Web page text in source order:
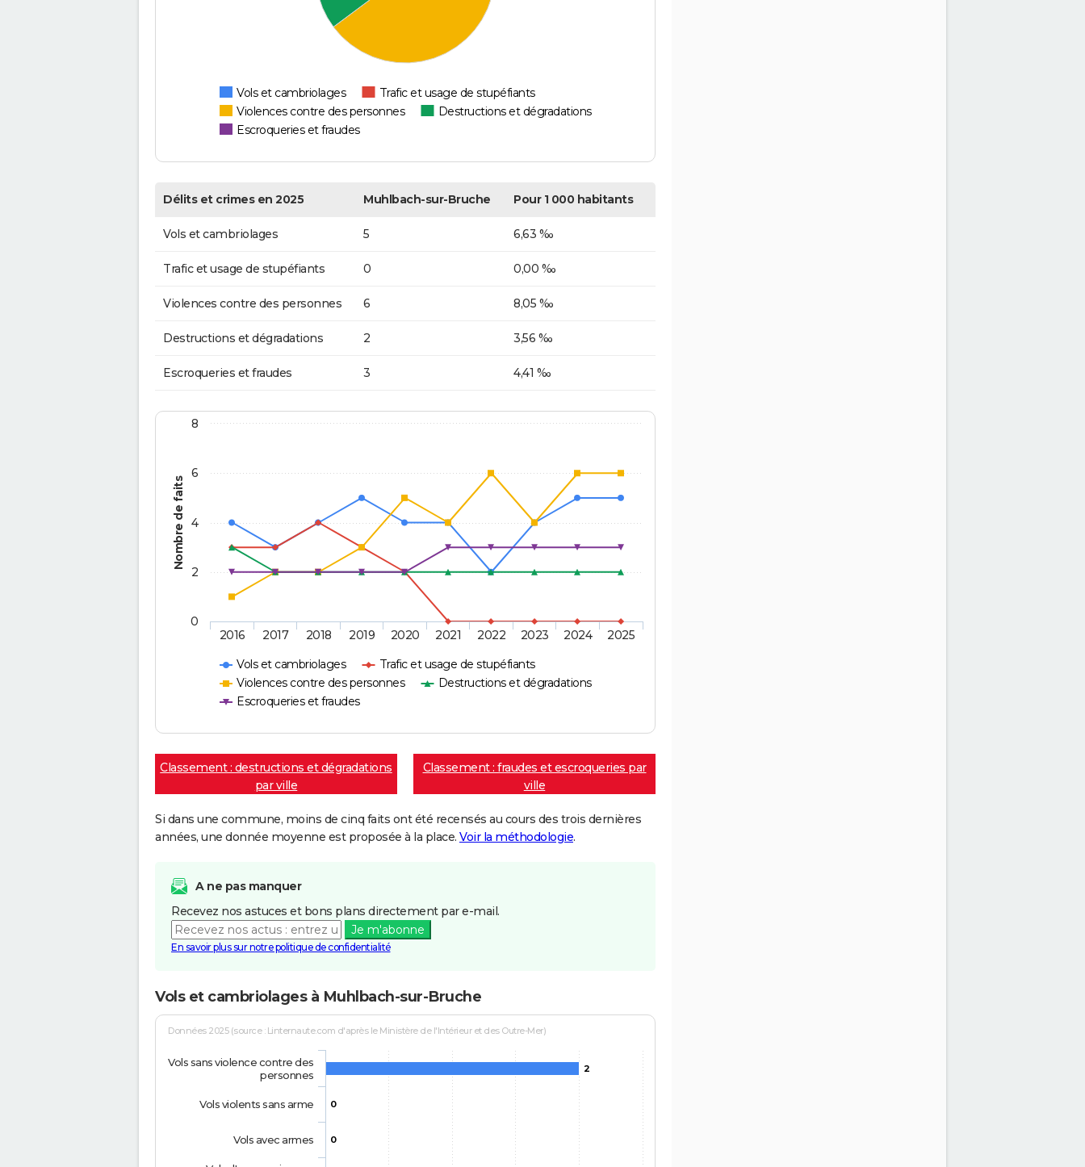
Vols et cambriolages
Trafic et usage de stupéfiants
Violences contre des personnes
Destructions et dégradations
Escroqueries et fraudes
Délits et crimes en 2025 Muhlbach-sur-Bruche Pour 1 000 habitants
Vols et cambriolages 5 6,63 ‰
Trafic et usage de stupéfiants 0 0,00 ‰
Violences contre des personnes 6 8,05 ‰
Destructions et dégradations 2 3,56 ‰
Escroqueries et fraudes 3 4,41 ‰
Nombre de faits
Vols et cambriolages
Trafic et usage de stupéfiants
Violences contre des personnes
Destructions et dégradations
Escroqueries et fraudes
2016 2017 2018 2019 2020 2021 2022 2023 2024 2025
0
2
4
6
8
Classement : destructions et dégradations
par ville
Classement : fraudes et escroqueries par
ville
Si dans une commune, moins de cinq faits ont été recensés au cours des trois dernières
années, une donnée moyenne est proposée à la place. Voir la méthodologie.
A ne pas manquer
Recevez nos astuces et bons plans directement par e-mail.
Je m'abonne
En savoir plus sur notre politique de confidentialité
Vols et cambriolages à Muhlbach-sur-Bruche
Données 2025 (source : Linternaute.com d'après le Ministère de l'Intérieur et des Outre-Mer)
2
0
0
Vols sans violence contre des
personnes
Vols violents sans arme
Vols avec armes